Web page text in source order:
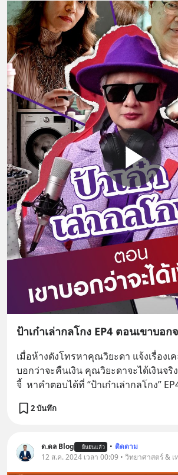
ป้าเก๋าเล่ากลโกง EP4 ตอนเขาบอก
เมื่อห้างดังโทรหาคุณวิยะดา แจ้งเรื่องเ
บอกว่าจะคืนเงิน คุณวิยะดาจะได้เงินจริ
จี้  หาคำตอบได้ที่ “ป้าเก๋าเล่ากลโกง”
2 บันทึก
ด.ดล Blog ยืนยันแล้ว • ติดตาม
12 ส.ค. 2024 เวลา 00:09 • วิทยาศาสตร์ & เ